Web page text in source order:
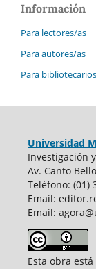
Información
Para lectores/as
Para autores/as
Para
Universidad
Investigación
Av. Canto
Teléfono: (01)
Email:
Email:
Esta obra